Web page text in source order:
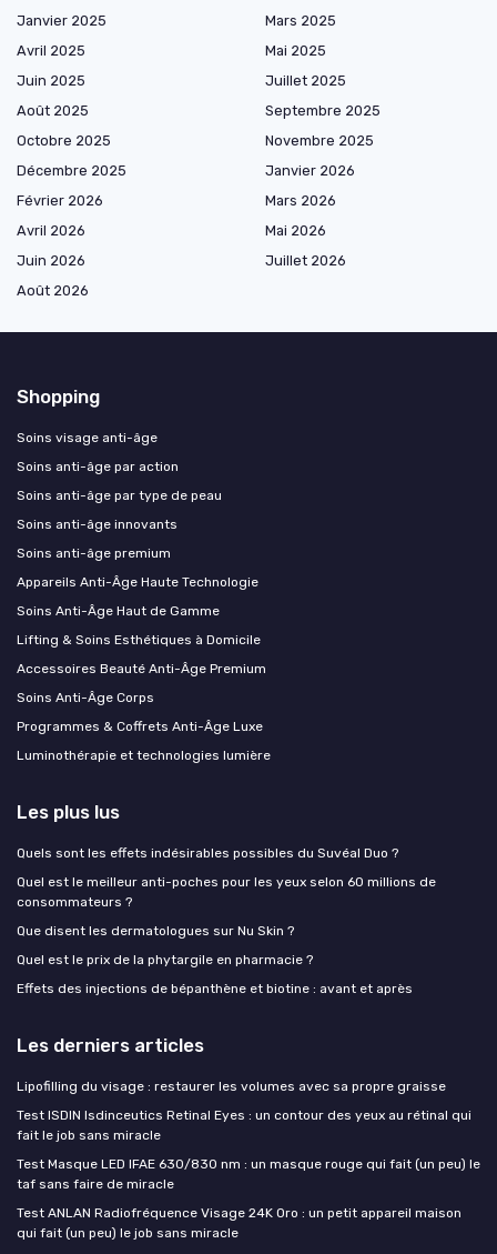
Janvier 2025
Mars 2025
Avril 2025
Mai 2025
Juin 2025
Juillet 2025
Août 2025
Septembre 2025
Octobre 2025
Novembre 2025
Décembre 2025
Janvier 2026
Février 2026
Mars 2026
Avril 2026
Mai 2026
Juin 2026
Juillet 2026
Août 2026
Shopping
Soins visage anti-âge
Soins anti-âge par action
Soins anti-âge par type de peau
Soins anti-âge innovants
Soins anti-âge premium
Appareils Anti-Âge Haute Technologie
Soins Anti-Âge Haut de Gamme
Lifting & Soins Esthétiques à Domicile
Accessoires Beauté Anti-Âge Premium
Soins Anti-Âge Corps
Programmes & Coffrets Anti-Âge Luxe
Luminothérapie et technologies lumière
Les plus lus
Quels sont les effets indésirables possibles du Suvéal Duo ?
Quel est le meilleur anti-poches pour les yeux selon 60 millions de
consommateurs ?
Que disent les dermatologues sur Nu Skin ?
Quel est le prix de la phytargile en pharmacie ?
Effets des injections de bépanthène et biotine : avant et après
Les derniers articles
Lipofilling du visage : restaurer les volumes avec sa propre graisse
Test ISDIN Isdinceutics Retinal Eyes : un contour des yeux au rétinal qui
fait le job sans miracle
Test Masque LED IFAE 630/830 nm : un masque rouge qui fait (un peu) le
taf sans faire de miracle
Test ANLAN Radiofréquence Visage 24K Oro : un petit appareil maison
qui fait (un peu) le job sans miracle